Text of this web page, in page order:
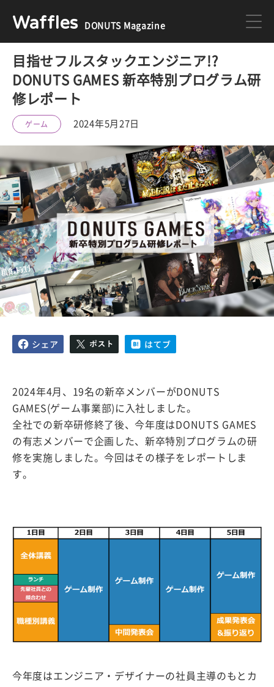
Waffles DONUTS Magazine
DONUTS ジョブカン
ミクチャ
イベント
DONUTSの採用情報はこちら
目指せフルスタックエンジニア!?
DONUTS GAMES 新卒特別プログラム研
修レポート
ゲーム 2024年5月27日
2024年4月、19名の新卒メンバーがDONUTS
GAMES(ゲーム事業部)に入社しました。
全社での新卒研修終了後、今年度はDONUTS GAMES
の有志メンバーで企画した、新卒特別プログラムの研
修を実施しました。今回はその様子をレポートしま
す。
今年度はエンジニア・デザイナーの社員主導のもとカ